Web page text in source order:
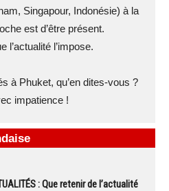
Singapour, Indonésie) à la
est d’être présent.
l’actualité l’impose.
à Phuket, qu’en dites-vous ?
impatience !
: Que retenir de l’actualité